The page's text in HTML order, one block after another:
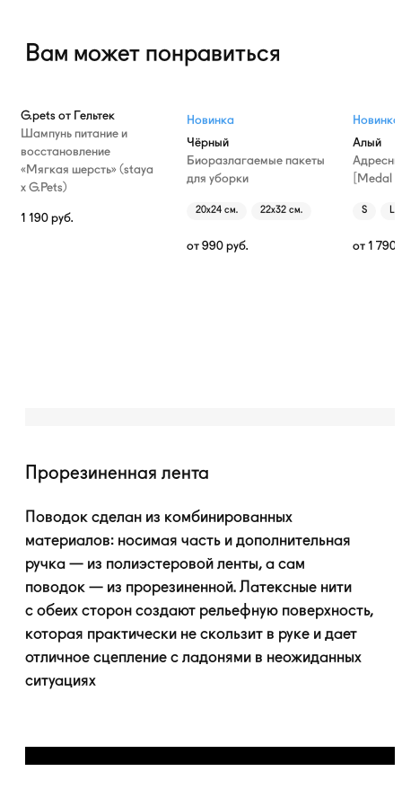
Вам может понравиться
G.pets от Гельтек
Шампунь питание и
восстановление
«Мягкая шерсть» (staya
х G.Pets)
1 190 руб.
Новинка
Чёрный
Биоразлагаемые пакеты
для уборки
20х24 см. 22х32 см.
от 990 руб.
Новинка
Алый
[Medal
S L
от 1 790
Прорезиненная лента
Поводок сделан из комбинированных
материалов: носимая часть и дополнительная
ручка — из полиэстеровой ленты, а сам
поводок — из прорезиненной. Латексные нити
с обеих сторон создают рельефную поверхность,
которая практически не скользит в руке и дает
отличное сцепление с ладонями в неожиданных
ситуациях